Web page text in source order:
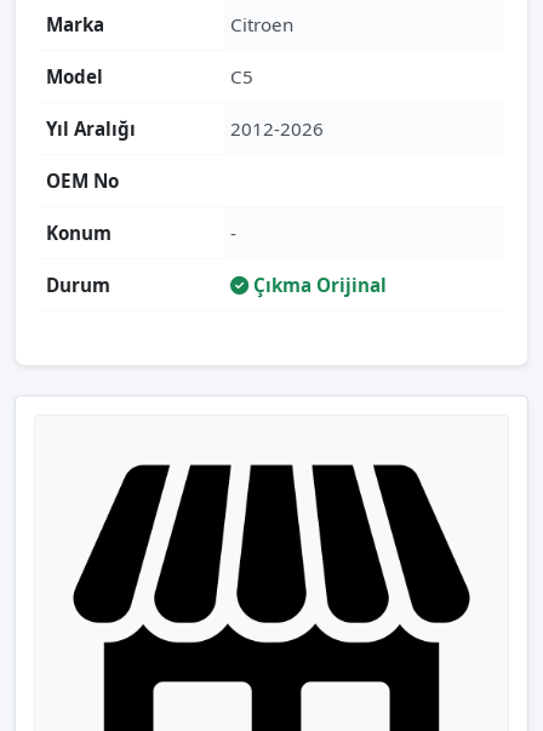
Marka Citroen
Model C5
Yıl Aralığı 2012-2026
OEM No
Konum -
Durum Çıkma Orijinal